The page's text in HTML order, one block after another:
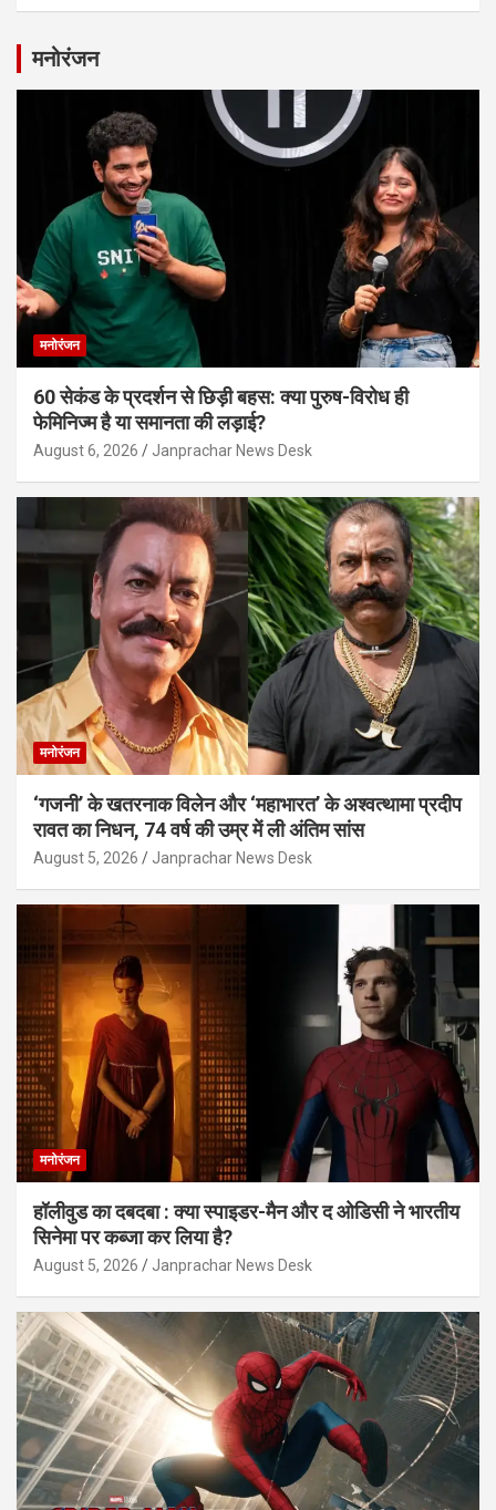
मनोरंजन
मनोरंजन
60 सेकंड के प्रदर्शन से छिड़ी बहस: क्या पुरुष-विरोध ही
फेमिनिज्म है या समानता की लड़ाई?
August 6, 2026 Janprachar News Desk
मनोरंजन
‘गजनी’ के खतरनाक विलेन और ‘महाभारत’ के अश्वत्थामा प्रदीप
रावत का निधन, 74 वर्ष की उम्र में ली अंतिम सांस
August 5, 2026 Janprachar News Desk
मनोरंजन
हॉलीवुड का दबदबा : क्या स्पाइडर-मैन और द ओडिसी ने भारतीय
सिनेमा पर कब्जा कर लिया है?
August 5, 2026 Janprachar News Desk